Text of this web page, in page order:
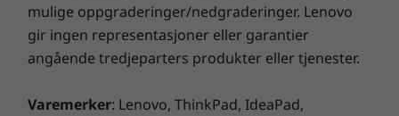
mulige oppgraderinger/nedgraderinger. Lenovo
gir ingen representasjoner eller garantier
angående tredjeparters produkter eller tjenester.
Varemerker: Lenovo, ThinkPad, IdeaPad,